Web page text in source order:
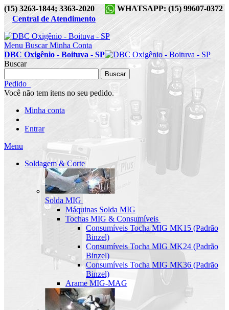
(15) 3263-1844; 3363-2020
WHATSAPP: (15) 99607-0372
Central de Atendimento
Menu Buscar Minha Conta
DBC Oxigênio - Boituva - SP
Buscar
Buscar
Pedido
Você não tem itens no seu pedido.
Minha conta
Entrar
Menu
Soldagem & Corte
Solda MIG
Máquinas Solda MIG
Tochas MIG & Consumíveis
Consumíveis Tocha MIG MK15 (Padrão
Binzel)
Consumíveis Tocha MIG MK24 (Padrão
Binzel)
Consumíveis Tocha MIG MK36 (Padrão
Binzel)
Arame MIG-MAG